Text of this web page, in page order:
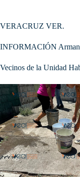
VERACRUZ VER.
INFORMACIÓN
Vecinos de la Unidad